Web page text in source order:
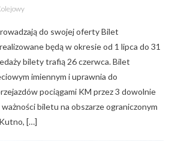
do swojej oferty Bilet
będą w okresie od 1 lipca do 31
bilety trafią 26 czerwca. Bilet
imiennym i uprawnia do
pociągami KM przez 3 dowolnie
biletu na obszarze ograniczonym
[…]